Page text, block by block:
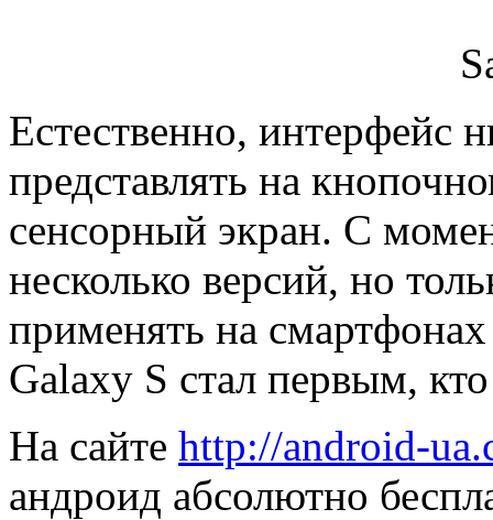
Естественно, интерфейс
представлять на
сенсорный экран. С
несколько версий, но
применять на
Galaxy S стал первым,
На сайте http://android-
андроид абсолютно